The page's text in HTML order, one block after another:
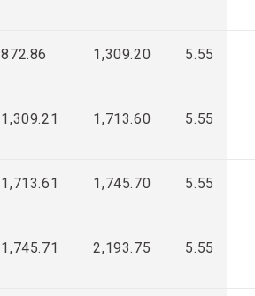
872.86 1,309.20 5.55
1,309.21 1,713.60 5.55
1,713.61 1,745.70 5.55
1,745.71 2,193.75 5.55